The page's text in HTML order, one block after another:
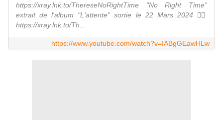
https://xray.lnk.to/ThereseNoRightTime "No Right Time"
extrait de l'album "L'attente" sortie le 22 Mars 2024 👉🏽
https://xray.lnk.to/Th...
https://www.youtube.com/watch?v=IABgGEawHLw